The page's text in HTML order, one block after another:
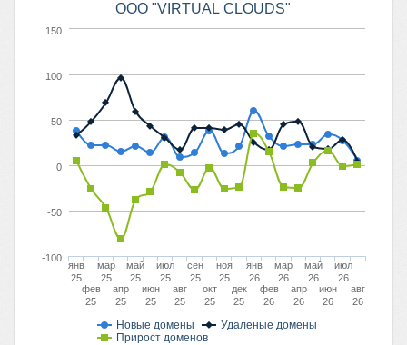
ООО "VIRTUAL CLOUDS"
Новые домены
Удаленые домены
Прирост доменов
янв
25
фев
25
мар
25
апр
25
май
25
июн
25
июл
25
авг
25
сен
25
окт
25
ноя
25
дек
25
янв
26
фев
26
мар
26
апр
26
май
26
июн
26
июл
26
авг
26
-100
-50
0
50
100
150